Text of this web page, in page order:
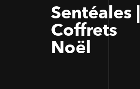
Sentéales |
Coffrets
Noël